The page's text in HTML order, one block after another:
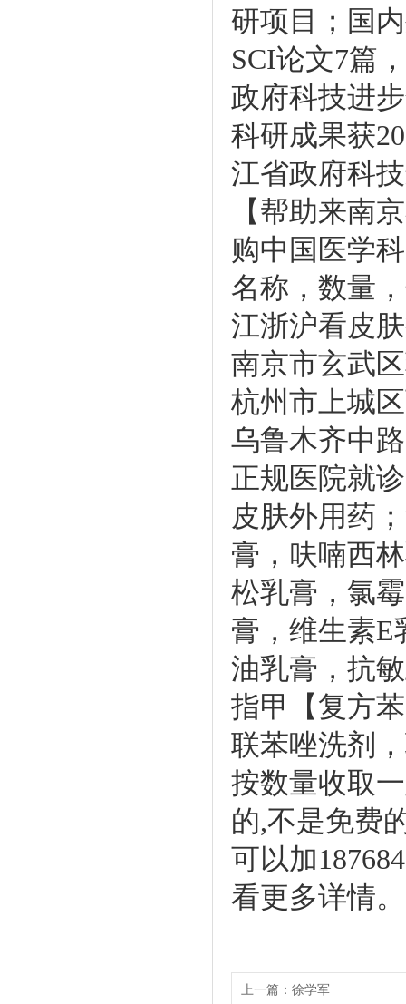
研项目；国
SCI论文7篇
政府科技进
科研成果获
江省政府科
【帮助来南
购中国医学
名称，数量
江浙沪看皮
南京市玄武
杭州市上城
乌鲁木齐中
正规医院就
皮肤外用药
膏，呋喃西
松乳膏，氯
膏，维生素E
油乳膏，抗
指甲【复方
联苯唑洗剂
按数量收取
的,不是免费
可以加
看更多详情。
上一篇： 徐学军